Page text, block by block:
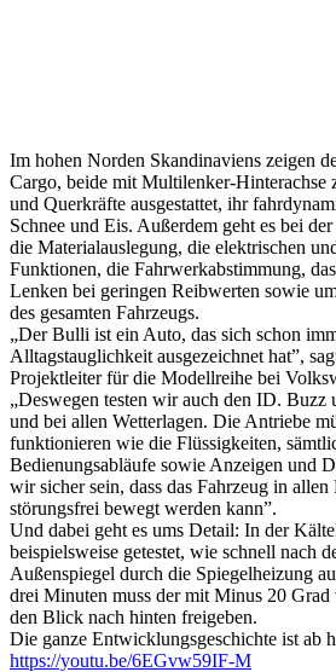
Im hohen Norden Skandinaviens zeigen
Cargo, beide mit Multilenker-Hinterachse
und Querkräfte ausgestattet, ihr
Schnee und Eis. Außerdem geht es bei
die Materialauslegung, die elektrischen
Funktionen, die Fahrwerkabstimmung,
Lenken bei geringen Reibwerten sowie
des gesamten Fahrzeugs.
„Der Bulli ist ein Auto, das sich schon
Alltagstauglichkeit ausgezeichnet hat”,
Projektleiter für die Modellreihe bei
„Deswegen testen wir auch den ID. Buzz
und bei allen Wetterlagen. Die Antriebe
funktionieren wie die Flüssigkeiten,
Bedienungsabläufe sowie Anzeigen und
wir sicher sein, dass das Fahrzeug in
störungsfrei bewegt werden kann”.
Und dabei geht es ums Detail: In der
beispielsweise getestet, wie schnell nach
Außenspiegel durch die Spiegelheizung
drei Minuten muss der mit Minus 20
den Blick nach hinten freigeben.
Die ganze Entwicklungsgeschichte ist ab
https://youtu.be/6EGvw59IF-M